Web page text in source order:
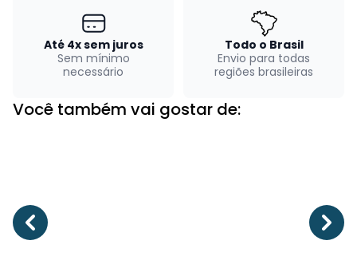
Até 4x sem juros
Sem mínimo
necessário
Todo o Brasil
Envio para todas
regiões brasileiras
Você também vai gostar de: